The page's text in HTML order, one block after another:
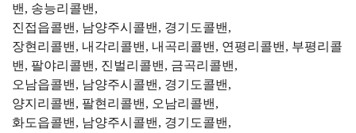
밴, 송능리콜밴,
진접읍콜밴, 남양주시콜밴, 경기도콜밴,
장현리콜밴, 내각리콜밴, 내곡리콜밴, 연평리콜밴, 부평리콜
밴, 팔야리콜밴, 진벌리콜밴, 금곡리콜밴,
오남읍콜밴, 남양주시콜밴, 경기도콜밴,
양지리콜밴, 팔현리콜밴, 오남리콜밴,
화도읍콜밴, 남양주시콜밴, 경기도콜밴,